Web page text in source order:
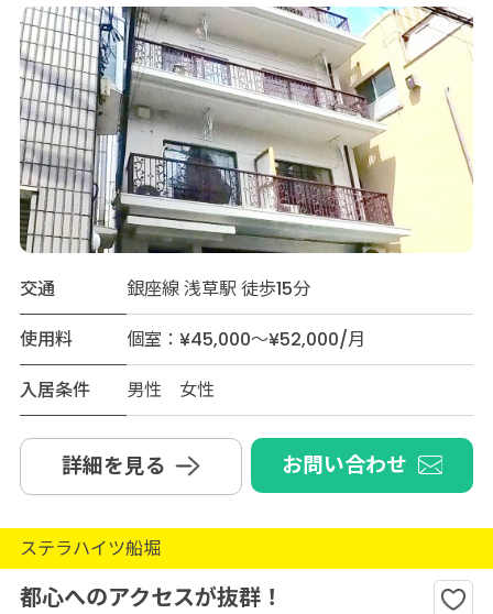
交通
銀座線 浅草駅 徒歩15分
使用料
個室：¥45,000～¥52,000/月
入居条件
男性 女性
詳細を見る お問い合わせ
ステラハイツ船堀
都心へのアクセスが抜群！